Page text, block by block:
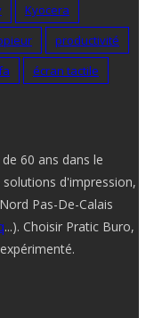
Kyocera
productivité
écran tactile
60 ans dans le
solutions d'impression,
Pas-De-Calais
...). Choisir Pratic Buro,